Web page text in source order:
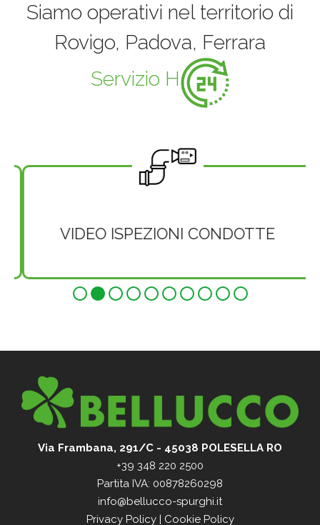
Siamo operativi nel territorio di
Rovigo, Padova, Ferrara
Servizio H
VIDEO ISPEZIONI CONDOTTE
Via Frambana, 291/C - 45038 POLESELLA RO
+39 348 220 2500
Partita IVA: 00878260298
info@bellucco-spurghi.it
Privacy Policy| Cookie Policy